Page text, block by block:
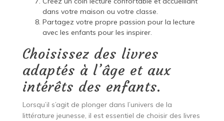
dans votre maison ou votre classe.
Partagez votre propre passion pour la lecture
avec les enfants pour les inspirer.
Choisissez des livres
adaptés à l’âge et aux
intérêts des enfants.
Lorsqu’il s’agit de plonger dans l’univers de la
littérature jeunesse, il est essentiel de choisir des livres